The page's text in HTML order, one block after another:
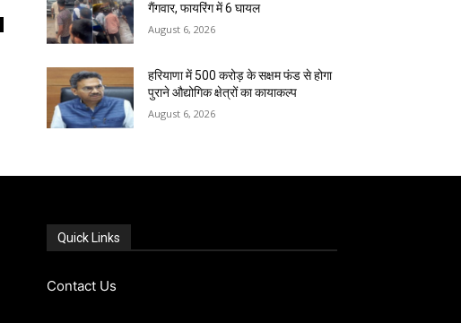
गैंगवार, फायरिंग में 6 घायल
August 6, 2026
हरियाणा में 500 करोड़ के सक्षम फंड से होगा
पुराने औद्योगिक क्षेत्रों का कायाकल्प
August 6, 2026
Quick Links
Contact Us